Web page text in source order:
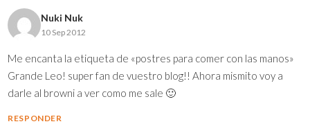
Nuki Nuk
10 Sep 2012
Me encanta la etiqueta de «postres para comer con las manos»
Grande Leo! super fan de vuestro blog!! Ahora mismito voy a
darle al browni a ver como me sale 🙂
RESPONDER